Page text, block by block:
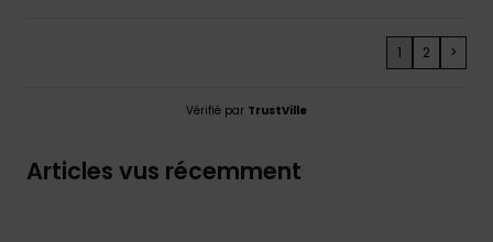
1 2 >
Vérifié par TrustVille
Articles vus récemment